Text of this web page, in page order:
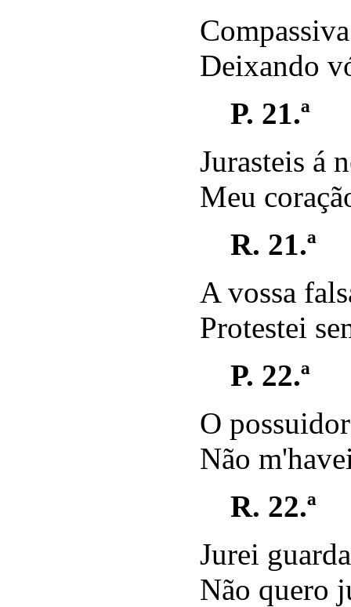
Deixando
P. 21.ª
Jurasteis á
Meu
R. 21.ª
A vossa
Protestei
P. 22.ª
O
Não
R. 22.ª
Jurei
Não quero